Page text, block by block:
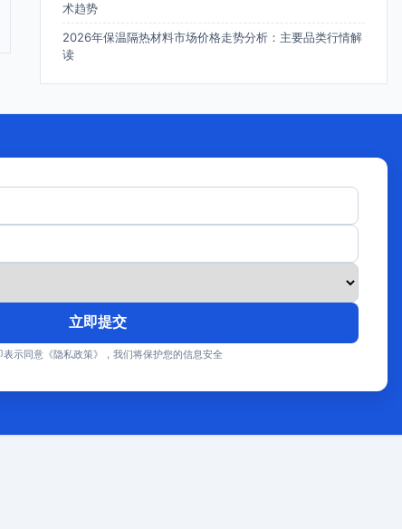
术趋势
2026年保温隔热材料市场价格走势分析：主要品类行情解
读
立即提交
表示同意《隐私政策》，我们将保护您的信息安全